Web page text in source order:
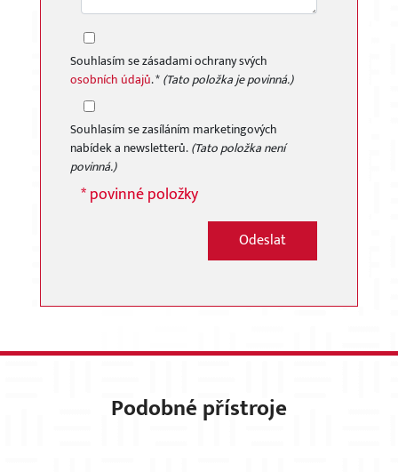
Souhlasím se zásadami ochrany svých
osobních údajů. *(Tato položka je povinná.)
Souhlasím se zasíláním marketingových
nabídek a newsletterů.(Tato položka není
povinná.)
* povinné položky
Odeslat
Podobné přístroje